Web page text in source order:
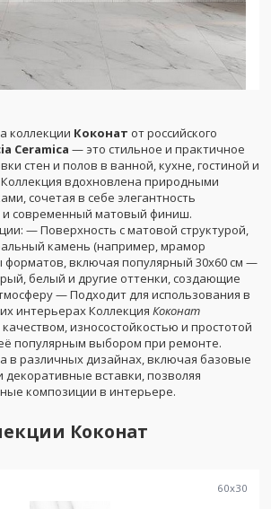
коллекции Коконат от российского
Ceramica — это стильное и практичное
стен и полов в ванной, кухне, гостиной и
вдохновлена природными
сочетая в себе элегантность
современный матовый финиш.
— Поверхность с матовой структурой,
камень (например, мрамор
включая популярный 30x60 см —
белый и другие оттенки, создающие
— Подходит для использования в
интерьерах Коллекция Коконат
износостойкостью и простотой
популярным выбором при ремонте.
в различных дизайнах, включая базовые
вставки, позволяя
композиции в интерьере.
Коконат
60x30